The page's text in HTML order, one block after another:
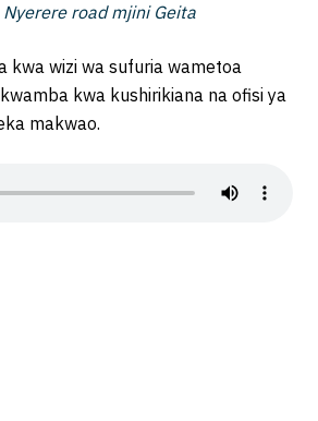
road mjini Geita
kwa wizi wa sufuria wametoa
kwa kushirikiana na ofisi ya
makwao.